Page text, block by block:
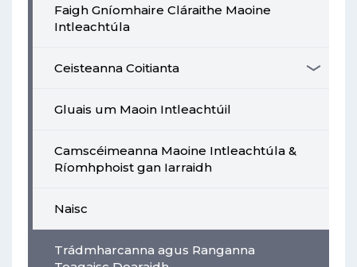
Faigh Gníomhaire Cláraithe Maoine
Intleachtúla
Ceisteanna Coitianta
Gluais um Maoin Intleachtúil
Camscéimeanna Maoine Intleachtúla &
Ríomhphoist gan Iarraidh
Naisc
Trádmharcanna agus Ranganna